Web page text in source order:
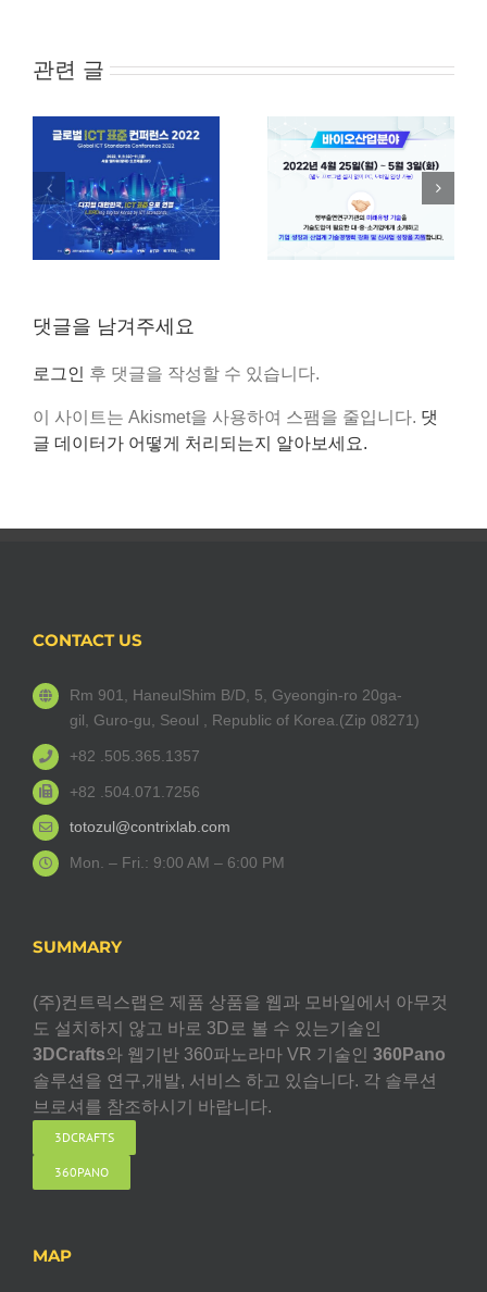
관련 글
NST-정부출연연구
기관 사업화 유망
기술페어 2022 (2
차:바이오산업분
야) 온라인3D가상
NST-정부출연연구
기관 사업화 유망
기술페어 2022 : (1
차 :수소에너지분
댓글을 남겨주세요
로그인 후 댓글을 작성할 수 있습니다.
이 사이트는 Akismet을 사용하여 스팸을 줄입니다. 댓
글 데이터가 어떻게 처리되는지 알아보세요.
CONTACT US
Rm 901, HaneulShim B/D, 5, Gyeongin-ro 20ga-
gil, Guro-gu, Seoul , Republic of Korea.(Zip 08271)
+82 .505.365.1357
+82 .504.071.7256
totozul@contrixlab.com
Mon. – Fri.: 9:00 AM – 6:00 PM
SUMMARY
(주)컨트릭스랩은 제품 상품을 웹과 모바일에서 아무것
도 설치하지 않고 바로 3D로 볼 수 있는기술인
3DCrafts와 웹기반 360파노라마 VR 기술인 360Pano
솔루션을 연구,개발, 서비스 하고 있습니다. 각 솔루션
브로셔를 참조하시기 바랍니다.
3DCRAFTS
360PANO
MAP